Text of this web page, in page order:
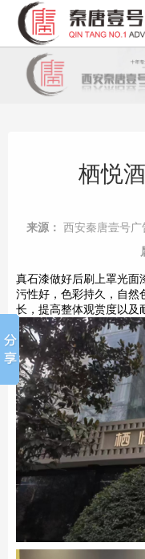
栖悦
来源： 西安秦唐壹号广
真石漆做好后刷上罩光面
污性好，色彩持久，自然
长，提高整体观赏度以及